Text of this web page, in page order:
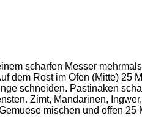
scharfen Messer
Rost im Ofen (Mitte) 25
schneiden. Pastinaken
Zimt, Mandarinen,
mischen und offen